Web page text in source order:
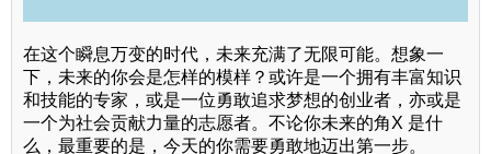
在这个瞬息万变的时代，未来充满了无限可能。想象一
下，未来的你会是怎样的模样？或许是一个拥有丰富知识
和技能的专家，或是一位勇敢追求梦想的创业者，亦或是
一个为社会贡献力量的志愿者。不论你未来的角X 是什
么，最重要的是，今天的你需要勇敢地迈出第一步。